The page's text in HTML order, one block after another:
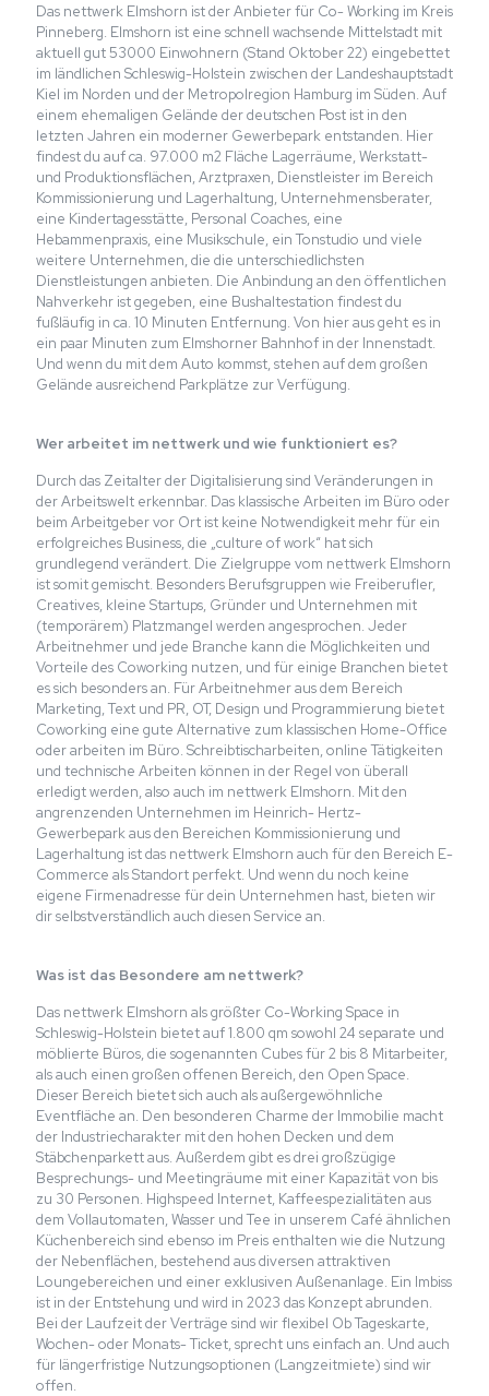
Das nettwerk Elmshorn ist der Anbieter für Co- Working im Kreis
Pinneberg. Elmshorn ist eine schnell wachsende Mittelstadt mit
aktuell gut 53000 Einwohnern (Stand Oktober 22) eingebettet
im ländlichen Schleswig-Holstein zwischen der Landeshauptstadt
Kiel im Norden und der Metropolregion Hamburg im Süden. Auf
einem ehemaligen Gelände der deutschen Post ist in den
letzten Jahren ein moderner Gewerbepark entstanden. Hier
findest du auf ca. 97.000 m2 Fläche Lagerräume, Werkstatt-
und Produktionsflächen, Arztpraxen, Dienstleister im Bereich
Kommissionierung und Lagerhaltung, Unternehmensberater,
eine Kindertagesstätte, Personal Coaches, eine
Hebammenpraxis, eine Musikschule, ein Tonstudio und viele
weitere Unternehmen, die die unterschiedlichsten
Dienstleistungen anbieten. Die Anbindung an den öffentlichen
Nahverkehr ist gegeben, eine Bushaltestation findest du
fußläufig in ca. 10 Minuten Entfernung. Von hier aus geht es in
ein paar Minuten zum Elmshorner Bahnhof in der Innenstadt.
Und wenn du mit dem Auto kommst, stehen auf dem großen
Gelände ausreichend Parkplätze zur Verfügung.
Wer arbeitet im nettwerk und wie funktioniert es?
Durch das Zeitalter der Digitalisierung sind Veränderungen in
der Arbeitswelt erkennbar. Das klassische Arbeiten im Büro oder
beim Arbeitgeber vor Ort ist keine Notwendigkeit mehr für ein
erfolgreiches Business, die „culture of work“ hat sich
grundlegend verändert. Die Zielgruppe vom nettwerk Elmshorn
ist somit gemischt. Besonders Berufsgruppen wie Freiberufler,
Creatives, kleine Startups, Gründer und Unternehmen mit
(temporärem) Platzmangel werden angesprochen. Jeder
Arbeitnehmer und jede Branche kann die Möglichkeiten und
Vorteile des Coworking nutzen, und für einige Branchen bietet
es sich besonders an. Für Arbeitnehmer aus dem Bereich
Marketing, Text und PR, OT, Design und Programmierung bietet
Coworking eine gute Alternative zum klassischen Home-Office
oder arbeiten im Büro. Schreibtischarbeiten, online Tätigkeiten
und technische Arbeiten können in der Regel von überall
erledigt werden, also auch im nettwerk Elmshorn. Mit den
angrenzenden Unternehmen im Heinrich- Hertz-
Gewerbepark aus den Bereichen Kommissionierung und
Lagerhaltung ist das nettwerk Elmshorn auch für den Bereich E-
Commerce als Standort perfekt. Und wenn du noch keine
eigene Firmenadresse für dein Unternehmen hast, bieten wir
dir selbstverständlich auch diesen Service an.
Was ist das Besondere am nettwerk?
Das nettwerk Elmshorn als größter Co-Working Space in
Schleswig-Holstein bietet auf 1.800 qm sowohl 24 separate und
möblierte Büros, die sogenannten Cubes für 2 bis 8 Mitarbeiter,
als auch einen großen offenen Bereich, den Open Space.
Dieser Bereich bietet sich auch als außergewöhnliche
Eventfläche an. Den besonderen Charme der Immobilie macht
der Industriecharakter mit den hohen Decken und dem
Stäbchenparkett aus. Außerdem gibt es drei großzügige
Besprechungs- und Meetingräume mit einer Kapazität von bis
zu 30 Personen. Highspeed Internet, Kaffeespezialitäten aus
dem Vollautomaten, Wasser und Tee in unserem Café ähnlichen
Küchenbereich sind ebenso im Preis enthalten wie die Nutzung
der Nebenflächen, bestehend aus diversen attraktiven
Loungebereichen und einer exklusiven Außenanlage. Ein Imbiss
ist in der Entstehung und wird in 2023 das Konzept abrunden.
Bei der Laufzeit der Verträge sind wir flexibel Ob Tageskarte,
Wochen- oder Monats- Ticket, sprecht uns einfach an. Und auch
für längerfristige Nutzungsoptionen (Langzeitmiete) sind wir
offen.